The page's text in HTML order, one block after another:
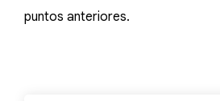
puntos anteriores.